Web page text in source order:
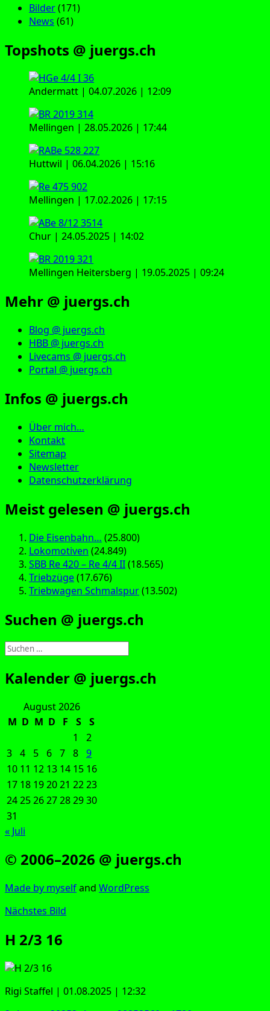
Bilder(171)
News (61)
Topshots @ juergs.ch
Andermatt | 04.07.2026 | 12:09
Mellingen | 28.05.2026 | 17:44
Huttwil | 06.04.2026 | 15:16
Mellingen | 17.02.2026 | 17:15
Chur | 24.05.2025 | 14:02
Mellingen Heitersberg | 19.05.2025 | 09:24
Mehr @ juergs.ch
Blog @ juergs.ch
HBB @ juergs.ch
Livecams @ juergs.ch
Portal @ juergs.ch
Infos @ juergs.ch
Über mich…
Kontakt
Sitemap
Newsletter
Datenschutzerklärung
Meist gelesen @ juergs.ch
Die Eisenbahn… (25.800)
Lokomotiven (24.849)
SBB Re 420 – Re 4/4 II(18.565)
Triebzüge(17.676)
Triebwagen Schmalspur(13.502)
Suchen @ juergs.ch
Suchen
nach:
Kalender @ juergs.ch
August 2026
M D M D F S
S
1
2
3 4 5 6 7 8 9
10 11 12 13 14 15 16
17 18 192021 2223
24252627282930
31
« Juli
© 2006–2026 @ juergs.ch
Made by mys­elfand Word­Press
Nächstes Bild
H 2/3 16
Rigi Staf­fel | 01.08.2025 | 12:32